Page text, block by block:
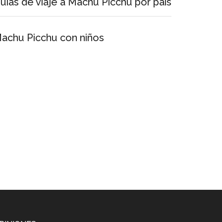
Picchu con niños